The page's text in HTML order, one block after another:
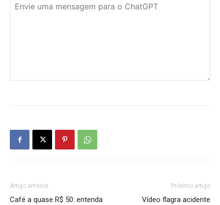
Artigo anterior
Café a quase R$ 50: entenda
Próximo artigo
Vídeo flagra acidente